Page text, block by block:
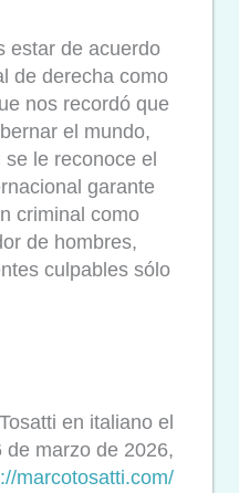
estar de acuerdo
de derecha como
nos recordó que
el mundo,
le reconoce el
garante
criminal como
de hombres,
culpables sólo
en italiano el
de marzo de 2026,
marcotosatti.com/